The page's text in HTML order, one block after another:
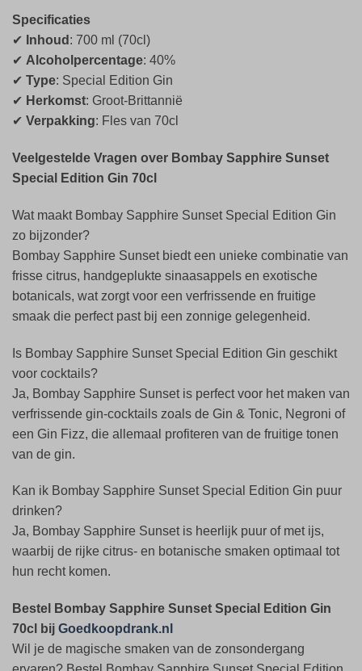
Specificaties
✔ Inhoud : 700 ml (70cl)
✔ Alcoholpercentage: 40%
✔ Type: Special Edition Gin
✔ Herkomst: Groot-Brittannië
✔ Verpakking: Fles van 70cl
Veelgestelde Vragen over Bombay Sapphire Sunset
Special Edition Gin 70cl
Wat maakt Bombay Sapphire Sunset Special Edition Gin
zo bijzonder?
Bombay Sapphire Sunset biedt een unieke combinatie van
frisse citrus, handgeplukte sinaasappels en exotische
botanicals, wat zorgt voor een verfrissende en fruitige
smaak die perfect past bij een zonnige gelegenheid.
Is Bombay Sapphire Sunset Special Edition Gin geschikt
voor cocktails?
Ja, Bombay Sapphire Sunset is perfect voor het maken van
verfrissende gin-cocktails zoals de Gin & Tonic, Negroni of
een Gin Fizz, die allemaal profiteren van de fruitige tonen
van de gin.
Kan ik Bombay Sapphire Sunset Special Edition Gin puur
drinken?
Ja, Bombay Sapphire Sunset is heerlijk puur of met ijs,
waarbij de rijke citrus- en botanische smaken optimaal tot
hun recht komen.
Bestel Bombay Sapphire Sunset Special Edition Gin
70cl bij Goedkoopdrank.nl
Wil je de magische smaken van de zonsondergang